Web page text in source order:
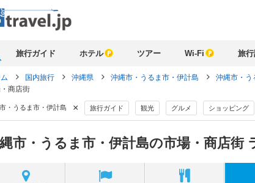
旅行ガイド ホテル ツアー Wi-Fi 旅
国内旅行 沖縄県 沖縄市・うるま市・伊計島 沖縄市・う
商店街
・うるま市・伊計島 × 旅行ガイド 観光 グルメ ショッピング
市・うるま市・伊計島の市場・商店街